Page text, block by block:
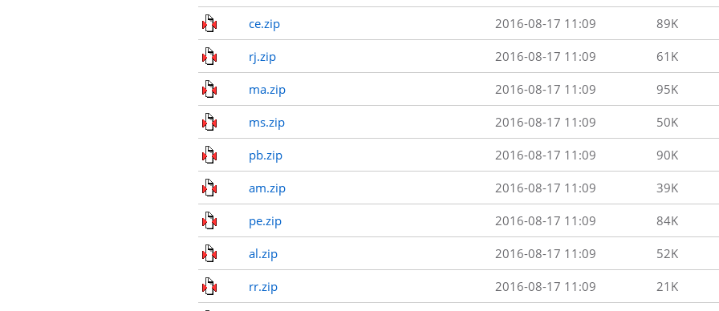
ce.zip 2016-08-17 11:09 89K
rj.zip 2016-08-17 11:09 61K
ma.zip 2016-08-17 11:09 95K
ms.zip 2016-08-17 11:09 50K
pb.zip 2016-08-17 11:09 90K
am.zip 2016-08-17 11:09 39K
pe.zip 2016-08-17 11:09 84K
al.zip 2016-08-17 11:09 52K
rr.zip 2016-08-17 11:09 21K